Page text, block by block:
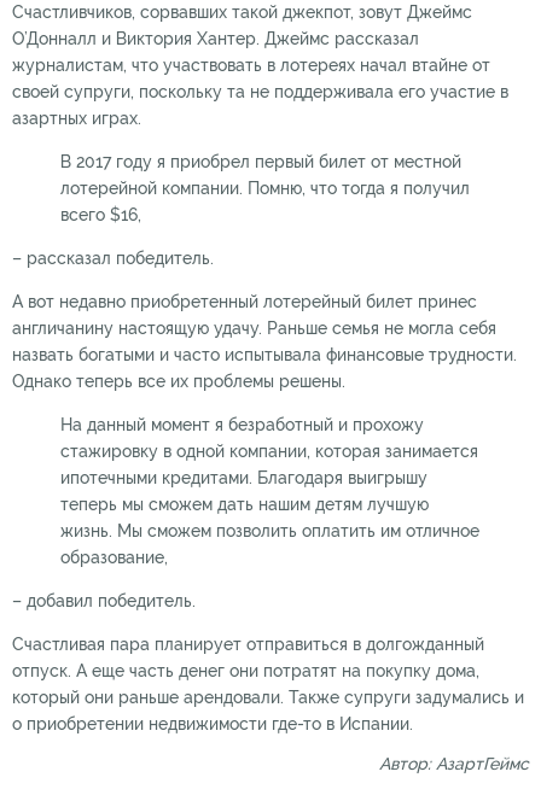
Счастливчиков, сорвавших такой джекпот, зовут Джеймс
О’Донналл и Виктория Хантер. Джеймс рассказал
журналистам, что участвовать в лотереях начал втайне от
своей супруги, поскольку та не поддерживала его участие в
азартных играх.
В 2017 году я приобрел первый билет от местной
лотерейной компании. Помню, что тогда я получил
всего $16,
– рассказал победитель.
А вот недавно приобретенный лотерейный билет принес
англичанину настоящую удачу. Раньше семья не могла себя
назвать богатыми и часто испытывала финансовые трудности.
Однако теперь все их проблемы решены.
На данный момент я безработный и прохожу
стажировку в одной компании, которая занимается
ипотечными кредитами. Благодаря выигрышу
теперь мы сможем дать нашим детям лучшую
жизнь. Мы сможем позволить оплатить им отличное
образование,
– добавил победитель.
Счастливая пара планирует отправиться в долгожданный
отпуск. А еще часть денег они потратят на покупку дома,
который они раньше арендовали. Также супруги задумались и
о приобретении недвижимости где-то в Испании.
Автор: АзартГеймс